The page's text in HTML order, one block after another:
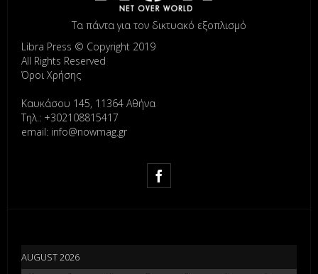
Τα πάντα για τον δικτυακό εξοπλισμό
Libra Press © Copyright 2019
All Rights Reserved
Όροι Χρήσης
Καυκάσου 145, 11364 Αθήνα
Τηλ.: +302108815417
email: info@nowmag.gr
AUGUST 2026